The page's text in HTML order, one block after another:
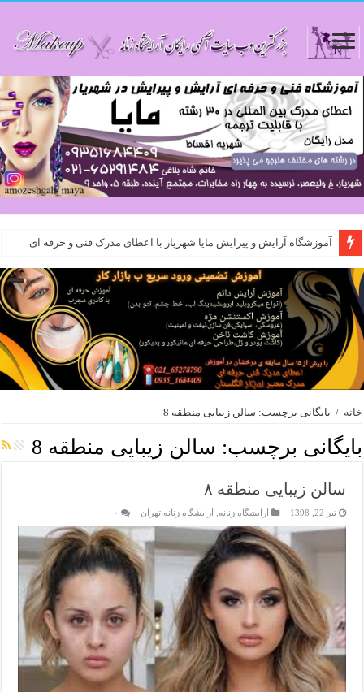
آموزشگاه آرایش و پیرایش مایا شهریار با اعطای مدرک فنی و حرفه ای
خانه / بایگانی برچسب: سالن زیبایی منطقه 8
بایگانی برچسب: سالن زیبایی منطقه 8
سالن زیبایی منطقه ۸
تیر 22, 1398 آرایشگاه زنانه ,آرایشگاه زنانه تهران ۰